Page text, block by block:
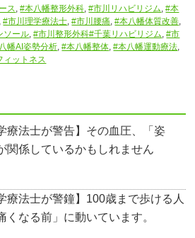
ス,#本八幡整形外科,#市川リハビリジム,#本
,#市川理学療法士,#市川腰痛,#本八幡体質改善,
ソール,#市川整形外科#千葉リハビリジム,#市
幡AI姿勢分析,#本八幡整体,#本八幡運動療法,
ィットネス
療法士が警告】その血圧、「姿
関係しているかもしれません
療法士が警鐘】100歳まで歩ける人
くなる前」に動いています。